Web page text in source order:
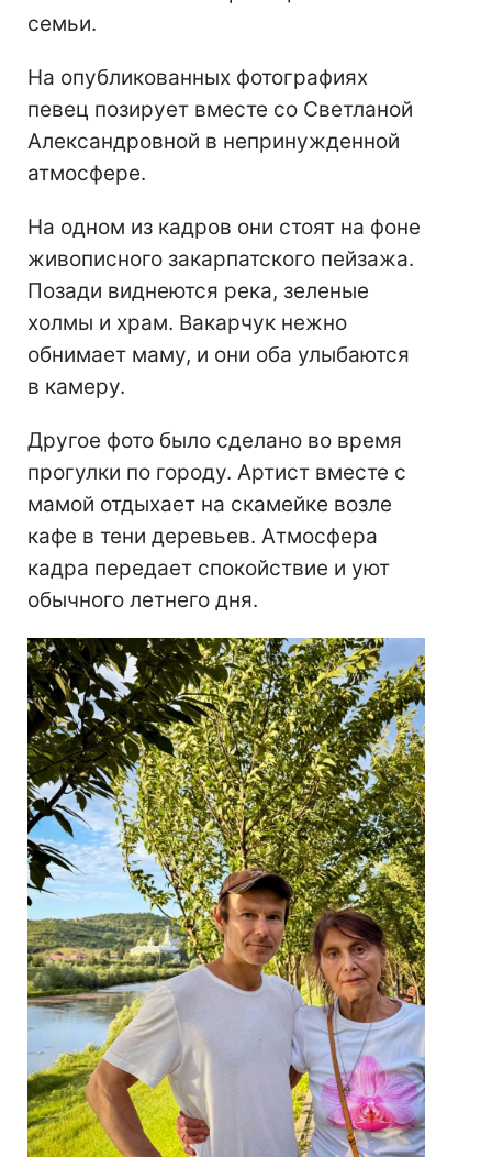
семьи.
На опубликованных фотографиях
певец позирует вместе со Светланой
Александровной в непринужденной
атмосфере.
На одном из кадров они стоят на фоне
живописного закарпатского пейзажа.
Позади виднеются река, зеленые
холмы и храм. Вакарчук нежно
обнимает маму, и они оба улыбаются
в камеру.
Другое фото было сделано во время
прогулки по городу. Артист вместе с
мамой отдыхает на скамейке возле
кафе в тени деревьев. Атмосфера
кадра передает спокойствие и уют
обычного летнего дня.